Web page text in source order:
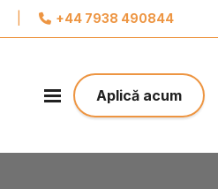
x
+44 7938 490844
Aplică acum